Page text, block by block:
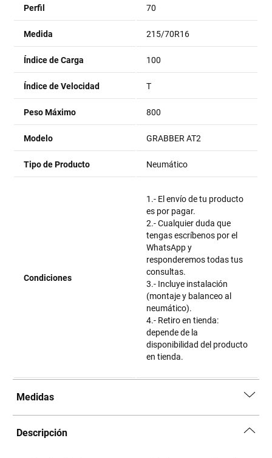
Perfil 70
Medida 215/70R16
Índice de Carga 100
Índice de Velocidad T
Peso Máximo 800
Modelo GRABBER AT2
Tipo de Producto Neumático
Condiciones
1.- El envío de tu producto
es por pagar.
2.- Cualquier duda que
tengas escríbenos por el
WhatsApp y
responderemos todas tus
consultas.
3.- Incluye instalación
(montaje y balanceo al
neumático).
4.- Retiro en tienda:
depende de la
disponibilidad del producto
en tienda.
Medidas
Descripción